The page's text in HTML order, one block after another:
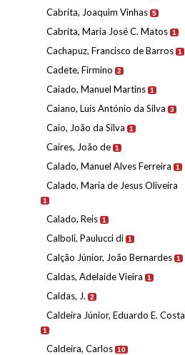
Cabrita, Joaquim Vinhas 5
Cabrita, Maria José C. Matos 1
Cachapuz, Francisco de Barros 1
Cadete, Firmino 2
Caiado, Manuel Martins 1
Caiano, Luís António da Silva 3
Caio, João da Silva 1
Caires, João de 1
Calado, Manuel Alves Ferreira 1
Calado, Maria de Jesus Oliveira
1
Calado, Reis 1
Calboli, Paulucci di 1
Calção Júnior, João Bernardes 1
Caldas, Adelaide Vieira 1
Caldas, J. 2
Caldeira Júnior, Eduardo E. Costa
1
Caldeira, Carlos 10